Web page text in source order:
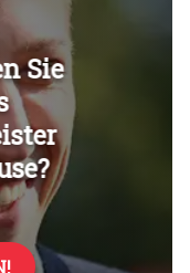
Überspringen